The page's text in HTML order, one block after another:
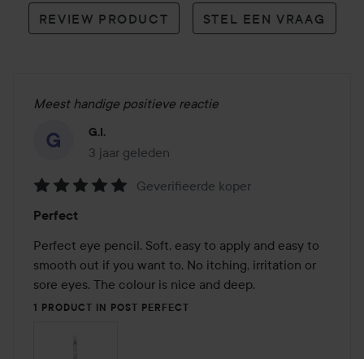
REVIEW PRODUCT STEL EEN VRAAG
Meest handige positieve reactie
G.I.
3 jaar geleden
Het bericht is gemaakt 3 jaar geleden
5
van
de
5
Geverifieerde koper
Perfect
Perfect eye pencil. Soft, easy to apply and easy to
smooth out if you want to. No itching, irritation or
sore eyes. The colour is nice and deep.
1 PRODUCT IN POST PERFECT